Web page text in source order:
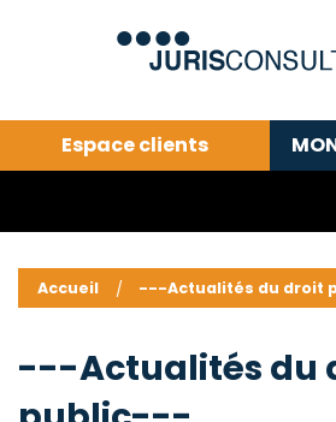
Espace clients
---
Accueil ---Actualités du droit
---Actualités du